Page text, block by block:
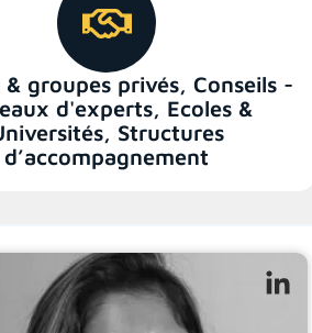
groupes privés, Conseils -
d'experts, Ecoles &
, Structures
d’accompagnement